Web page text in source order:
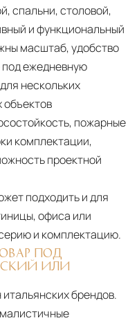
спальни, столовой,
и функциональный
масштаб, удобство
ежедневную
нескольких
пожарные
комплектации,
проектной
подходить и для
офиса или
и комплектацию.
ПОД
ИЛИ
брендов.